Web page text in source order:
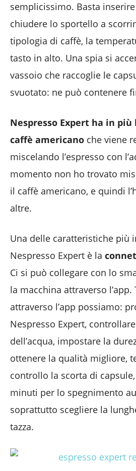
semplicissimo. Basta
chiudere lo sportello a
tipologia di caffè, la
tasto in alto. Una spia si
vassoio che raccoglie le
svuotato: ne può contenere
Nespresso Expert ha in
caffè americano che viene
miscelando l’espresso con
momento non ho trovato
il caffè americano, e quindi
altre.
Una delle caratteristiche più
Nespresso Expert è la
Ci si può collegare con lo
la macchina attraverso l’app.
attraverso l’app possiamo:
Nespresso Expert,
dell’acqua, impostare la
ottenere la qualità migliore,
controllo la scorta di
minuti per lo spegnimento
soprattutto scegliere la
tazza.